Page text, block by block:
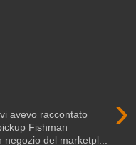
›
avevo raccontato
Fishman
negozio del marketpl...